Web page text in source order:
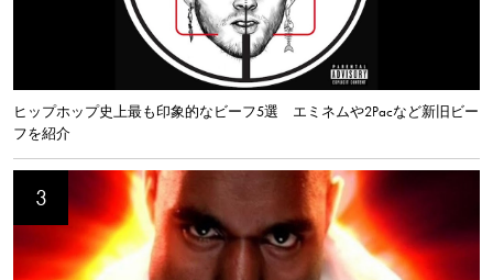
ヒップホップ史上最も印象的なビーフ5選 エミネムや2Pacなど新旧ビー
フを紹介